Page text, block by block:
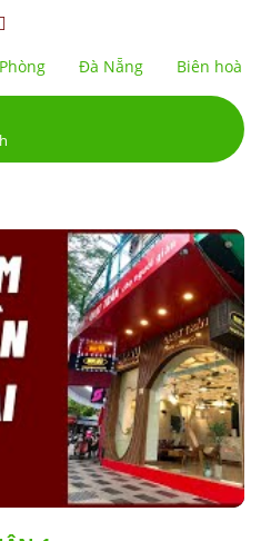
Đà Nẵng Biên hoà